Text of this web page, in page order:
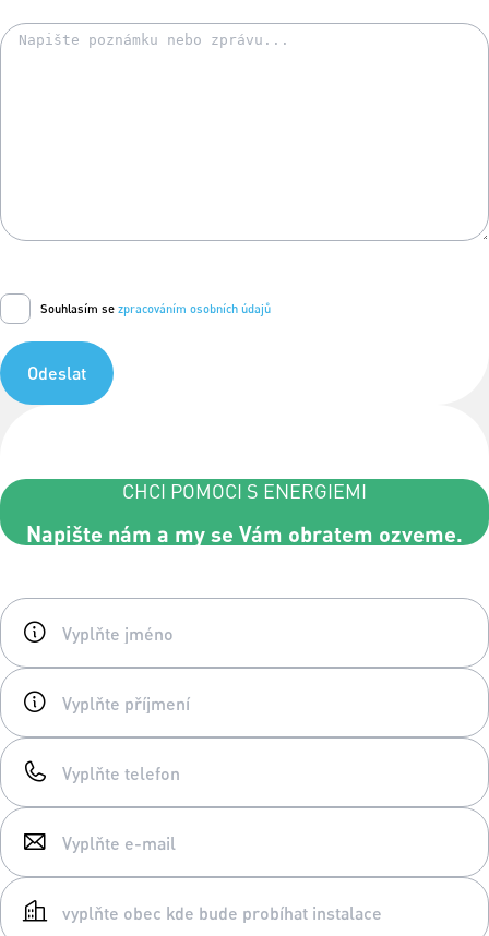
Souhlasím se zpracováním osobních údajů
Odeslat
CHCI POMOCI S ENERGIEMI
Napište nám a my se Vám obratem ozveme.